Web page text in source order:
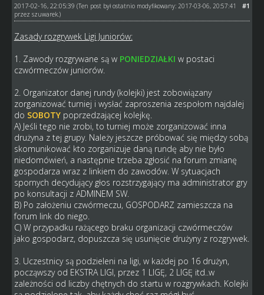
#1
2017-02-16, 22:05:39 (Ten post był ostatnio modyfikowany: 2017-03-06, 20:57:41
przez szuwarek.)
Zasady rozgrywek Ligi Juniorów:
1. Zawody rozgrywane są w PONIEDZIAŁKI w postaci
czwórmeczów juniorów.
2. Organizator danej rundy (kolejki) jest zobowiązany
zorganizować turniej i wysłać zaproszenia zespołom najdalej
do SOBOTYpoprzedzającej kolejkę.
A) Jeśli tego nie zrobi, to turniej może zorganizować inna
drużyna z tej grupy. Należy jeszcze próbować się między sobą
skomunikować kto zorganizuje daną rundę aby nie było
niedomówień, a następnie trzeba zgłosić na forum zmianę
gospodarza wraz z linkiem do zawodów. W sytuacjach
spornych decydujący głos rozstrzygający ma administrator gry
po konsultacji z ADMINEM SW.
B) Po założeniu czwórmeczu, GOSPODARZ zamieszcza na
forum link do niego.
C) W przypadku rażącego braku organizacji czwórmeczów
jako gospodarz, dopuszcza się usunięcie drużyny z rozgrywek.
3. Uczestnicy są podzieleni na ligi, w każdej po 16 drużyn,
począwszy od EKSTRA LIGI, przez 1 LIGĘ, 2 LIGĘ itd..w
zależności od liczby chętnych do startu w rozgrywkach. Kolejki